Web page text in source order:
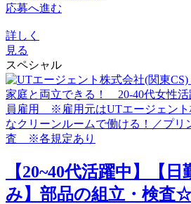
応募へ進む
詳しく
見る
スペシャル
【20~40代活躍中】【
み】部品の組立・検査